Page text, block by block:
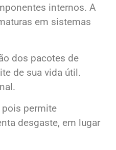
internos. A
em sistemas
dos pacotes de
de sua vida útil.
permite
desgaste, em lugar